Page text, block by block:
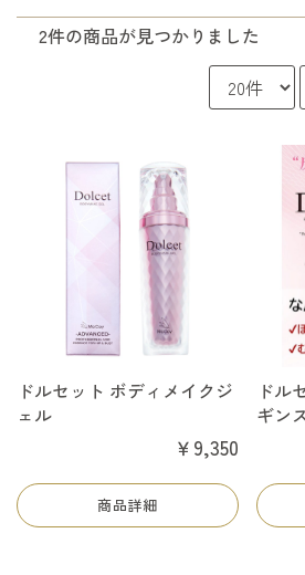
2件の商品が見つかりました
ドルセット ボディメイクジ
ェル
￥9,350
商品詳細
ドル
ギン